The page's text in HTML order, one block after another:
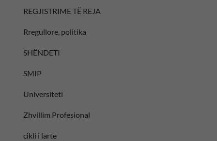
REGJISTRIME TË REJA
Rregullore, politika
SHËNDETI
SMIP
Universiteti
Zhvillim Profesional
cikli i larte